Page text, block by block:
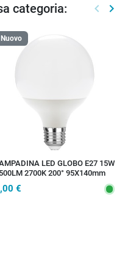
categoria: keyboard_arrow_left keyboard_arrow_right
Nuovo
LED GLOBO E27 15W
2700K 200° 95X140mm
€